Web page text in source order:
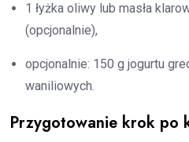
1 łyżka oliwy lub masła
(opcjonalnie),
opcjonalnie: 150 g jogurtu
waniliowych.
Przygotowanie krok po